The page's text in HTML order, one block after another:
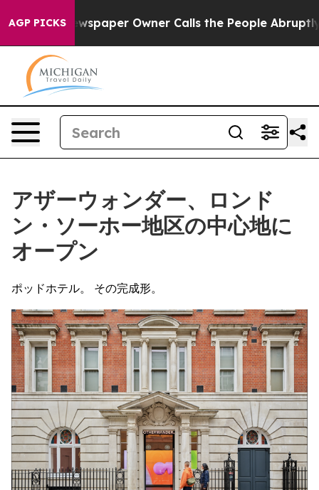
AGP PICKS
Newspaper Owner Calls the People Abruptly Laid
アザーウォンダー、ロンド
ン・ソーホー地区の中心地に
オープン
ポッドホテル。 その完成形。